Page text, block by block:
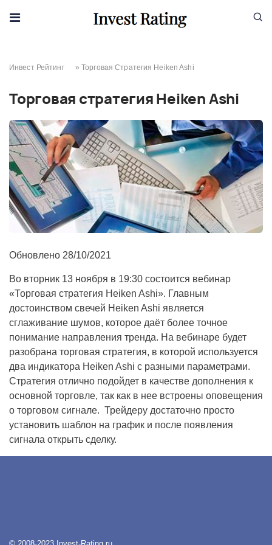
Инвест Рейтинг »Торговая Стратегия Heiken Ashi
Торговая стратегия Heiken Ashi
Обновлено 28/10/2021
Во вторник 13 ноября в 19:30 состоится вебинар
«Торговая стратегия Heiken Ashi». Главным
достоинством свечей Heiken Ashi является
сглаживание шумов, которое даёт более точное
понимание направления тренда. На вебинаре будет
разобрана торговая стратегия, в которой используется
два индикатора Heiken Ashi с разными параметрами.
Стратегия отлично подойдет в качестве дополнения к
основной торговле, так как в нее встроены оповещения
о торговом сигнале. Трейдеру достаточно просто
установить шаблон на график и после появления
сигнала открыть сделку.